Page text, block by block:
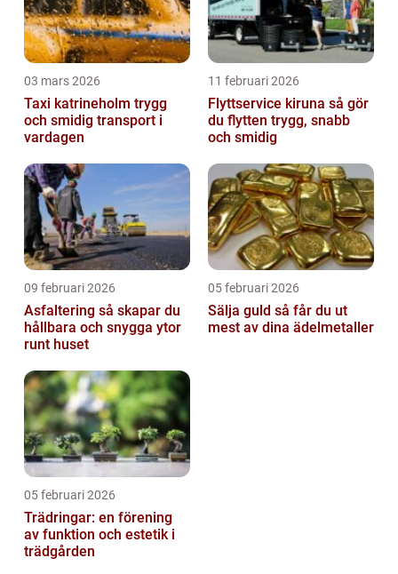
03 mars 2026
Taxi katrineholm trygg
och smidig transport i
vardagen
11 februari 2026
Flyttservice kiruna så gör
du flytten trygg, snabb
och smidig
09 februari 2026
Asfaltering så skapar du
hållbara och snygga ytor
runt huset
05 februari 2026
Sälja guld så får du ut
mest av dina ädelmetaller
05 februari 2026
Trädringar: en förening
av funktion och estetik i
trädgården